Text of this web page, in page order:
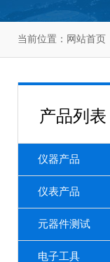
当前位置： 网站首页
产品列表
仪器产品
仪表产品
元器件测试
电子工具